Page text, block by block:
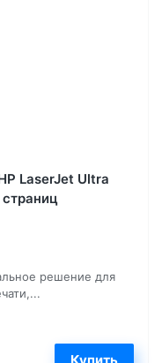
LaserJet Ultra
решение для